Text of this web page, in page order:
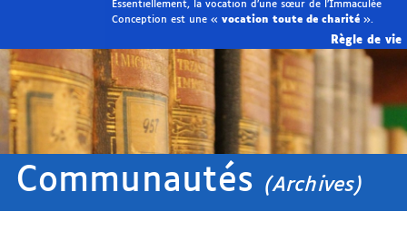
Règle de vie
Essentiellement, la vocation d’une sœur de l’Immaculée
Conception est une « vocation toute de charité».
Communautés(Archives)